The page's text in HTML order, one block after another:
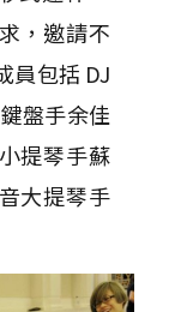
，邀請不
員包括 DJ
盤手余佳
提琴手蘇
大提琴手